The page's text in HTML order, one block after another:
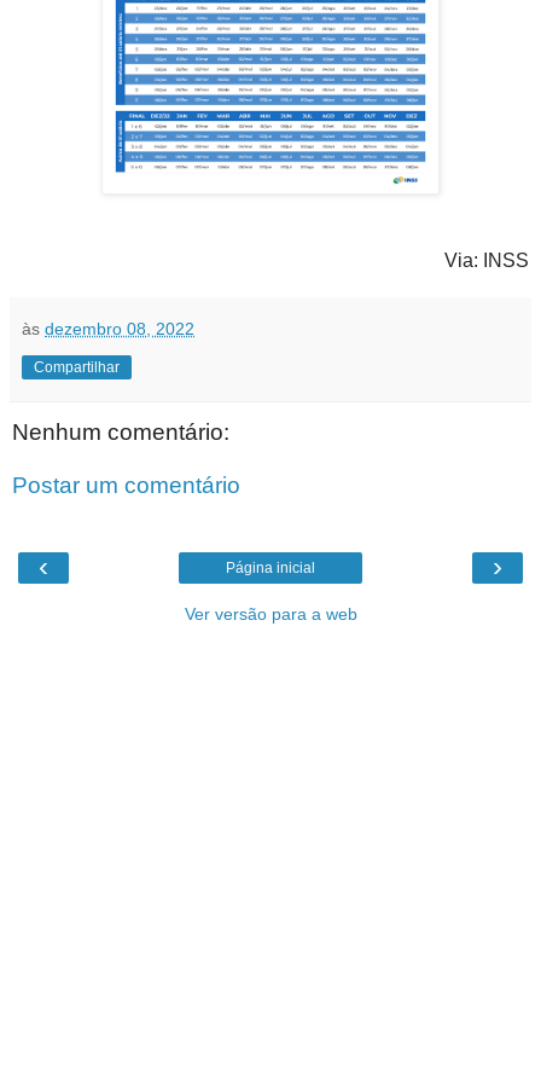
Via: INSS
às dezembro 08, 2022
Compartilhar
Nenhum comentário:
Postar um comentário
‹ ›
Página inicial
Ver versão para a web